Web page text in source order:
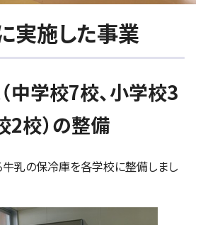
実施した事業
中学校7校、小学校3
2校）の整備
乳の保冷庫を各学校に整備しまし